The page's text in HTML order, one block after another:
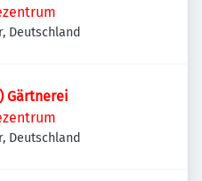
(m/w/d)
Deutschland
Gärtnerei
Deutschland